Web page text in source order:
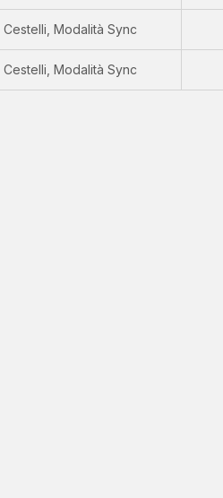
Cestelli, Modalità Sync
Cestelli, Modalità Sync